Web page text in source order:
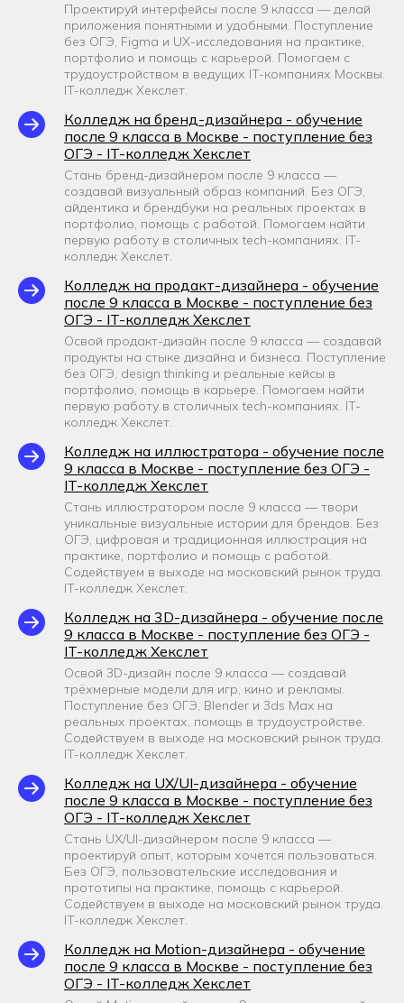
Проектируй интерфейсы после 9 класса — делай
приложения понятными и удобными. Поступление
без ОГЭ, Figma и UX-исследования на практике,
портфолио и помощь с карьерой. Помогаем с
трудоустройством в ведущих IT-компаниях Москвы.
IT-колледж Хекслет.
Колледж на бренд-дизайнера - обучение
после 9 класса в Москве - поступление без
ОГЭ - IT-колледж Хекслет
Стань бренд-дизайнером после 9 класса —
создавай визуальный образ компаний. Без ОГЭ,
айдентика и брендбуки на реальных проектах в
портфолио, помощь с работой. Помогаем найти
первую работу в столичных tech-компаниях. IT-
колледж Хекслет.
Колледж на продакт-дизайнера - обучение
после 9 класса в Москве - поступление без
ОГЭ - IT-колледж Хекслет
Освой продакт-дизайн после 9 класса — создавай
продукты на стыке дизайна и бизнеса. Поступление
без ОГЭ, design thinking и реальные кейсы в
портфолио, помощь в карьере. Помогаем найти
первую работу в столичных tech-компаниях. IT-
колледж Хекслет.
Колледж на иллюстратора - обучение после
9 класса в Москве - поступление без ОГЭ -
IT-колледж Хекслет
Стань иллюстратором после 9 класса — твори
уникальные визуальные истории для брендов. Без
ОГЭ, цифровая и традиционная иллюстрация на
практике, портфолио и помощь с работой.
Содействуем в выходе на московский рынок труда.
IT-колледж Хекслет.
Колледж на 3D-дизайнера - обучение после
9 класса в Москве - поступление без ОГЭ -
IT-колледж Хекслет
Освой 3D-дизайн после 9 класса — создавай
трёхмерные модели для игр, кино и рекламы.
Поступление без ОГЭ, Blender и 3ds Max на
реальных проектах, помощь в трудоустройстве.
Содействуем в выходе на московский рынок труда.
IT-колледж Хекслет.
Колледж на UX/UI-дизайнера - обучение
после 9 класса в Москве - поступление без
ОГЭ - IT-колледж Хекслет
Стань UX/UI-дизайнером после 9 класса —
проектируй опыт, которым хочется пользоваться.
Без ОГЭ, пользовательские исследования и
прототипы на практике, помощь с карьерой.
Содействуем в выходе на московский рынок труда.
IT-колледж Хекслет.
Колледж на Motion-дизайнера - обучение
после 9 класса в Москве - поступление без
ОГЭ - IT-колледж Хекслет